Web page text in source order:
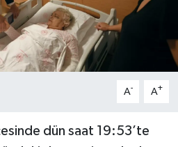
A- A+
dün saat 19:53’te